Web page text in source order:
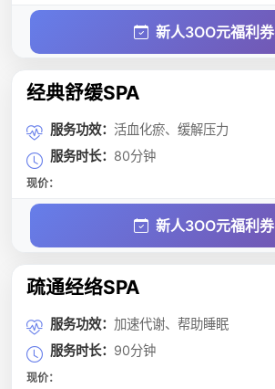
新人3OO元福利券
经典舒缓SPA
服务功效： 活血化瘀、缓解压力
服务时长： 80分钟
现价：
新人3OO元福利券
疏通经络SPA
服务功效： 加速代谢、帮助睡眠
服务时长： 90分钟
现价：